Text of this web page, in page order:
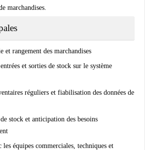
marchandises.
et rangement des marchandises
et sorties de stock sur le système
réguliers et fiabilisation des données de
stock et anticipation des besoins
équipes commerciales, techniques et